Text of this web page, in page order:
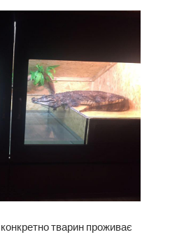
тварин проживає